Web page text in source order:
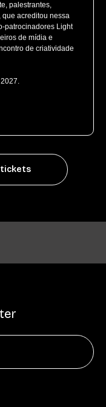
palestrantes,
que acreditou nessa
patrocinadores Light
de mídia e
de criatividade
tickets